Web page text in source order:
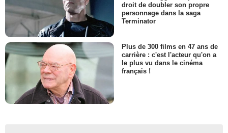
droit de doubler son propre
personnage dans la saga
Terminator
Plus de 300 films en 47 ans de
carrière : c'est l'acteur qu'on a
le plus vu dans le cinéma
français !